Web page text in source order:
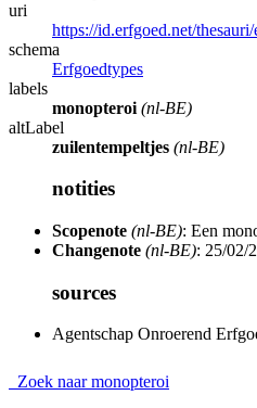
uri
https://id.erfgoed.net/
schema
Erfgoedtypes
labels
monopteroi (nl-BE)
altLabel
zuilentempeltjes (nl-BE)
notities
Scopenote (nl-BE): Een
Changenote (nl-BE): 25/02/
sources
Agentschap Onroerend
Zoek naar monopteroi